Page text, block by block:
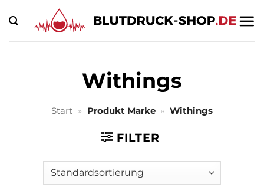
Inhalt
springen
Withings
Start » Produkt Marke » Withings
FILTER